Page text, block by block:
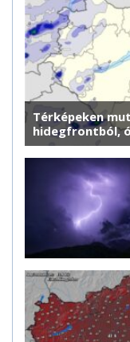
Térképeken
hidegfrontból,